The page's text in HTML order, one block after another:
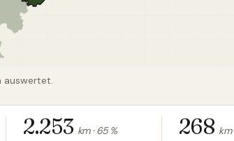
auswertet.
2.253 km ·65%
268 km